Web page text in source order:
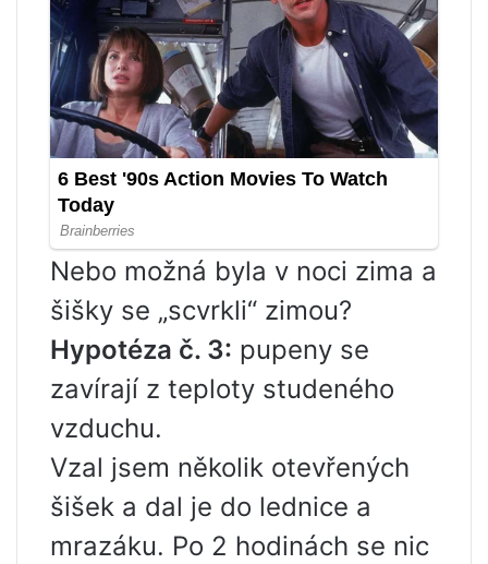
Nebo možná byla v noci zima a
šišky se „scvrkli“ zimou?
Hypotéza č. 3: pupeny se
zavírají z teploty studeného
vzduchu.
Vzal jsem několik otevřených
šišek a dal je do lednice a
mrazáku. Po 2 hodinách se nic